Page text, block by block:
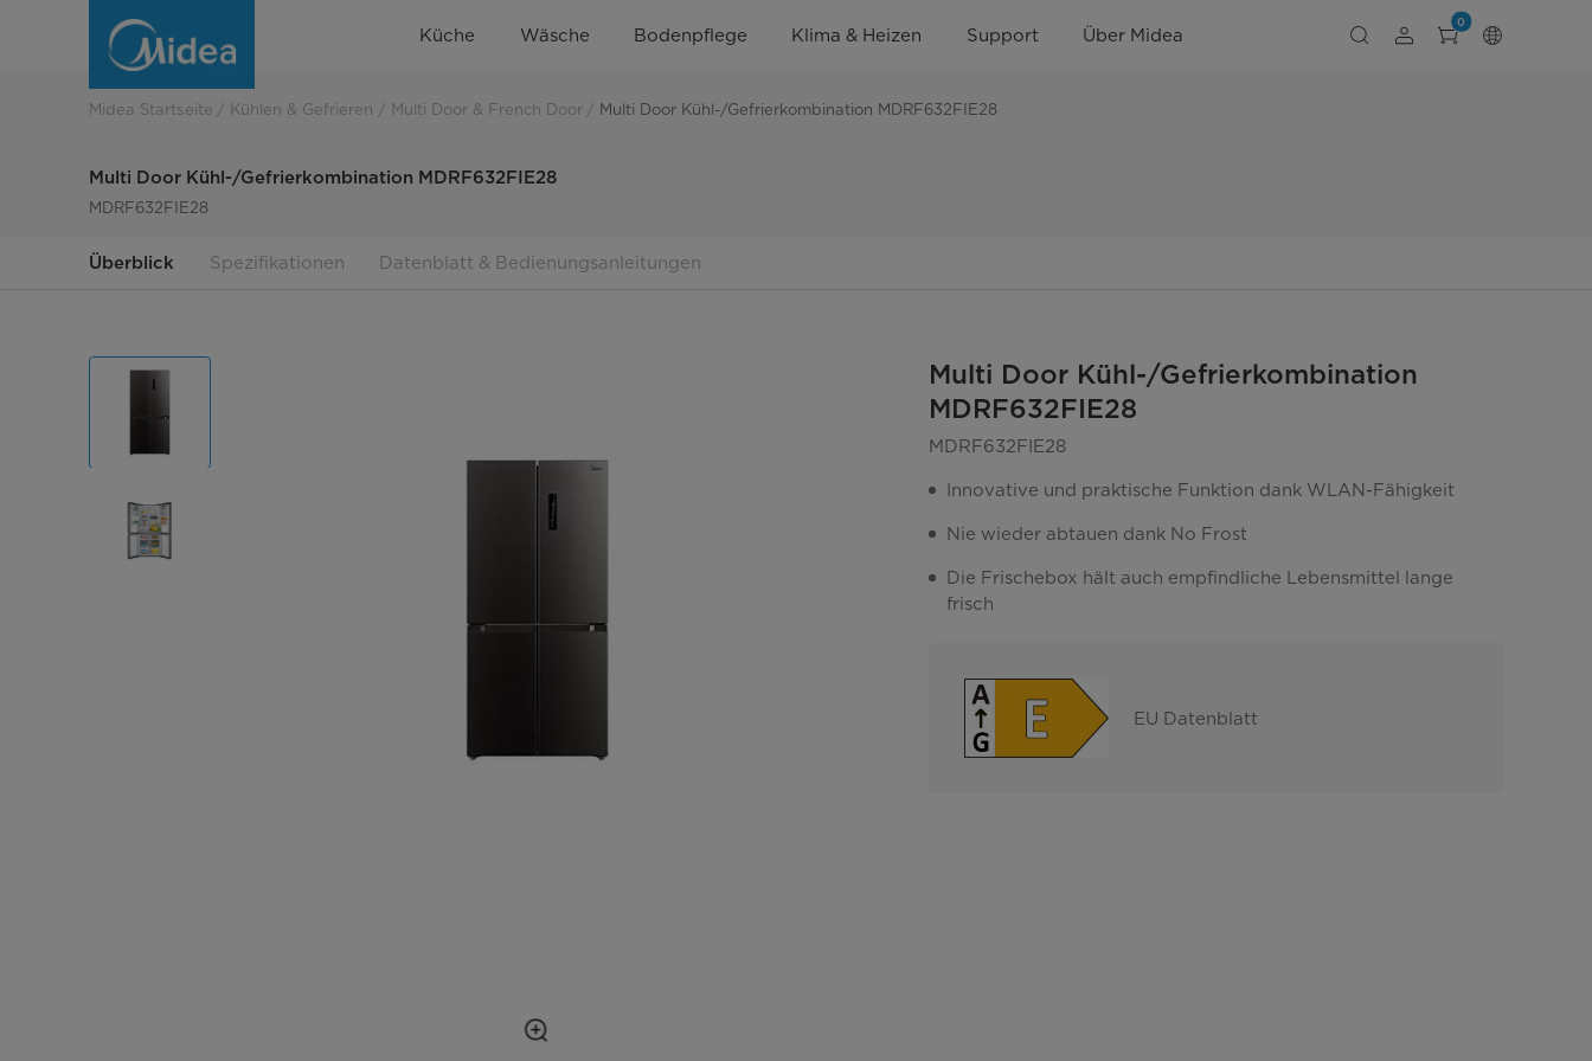
Kühl-/Gefrierkombination
Küche Wäsche Bodenpflege Klima & Heizen Support Über Midea
0
Midea Startseite Kühlen & Gefrieren Multi Door & French Door Multi Door Kühl-/Gefrierkombination MDRF632FIE28
Multi Door Kühl-/Gefrierkombination MDRF632FIE28
MDRF632FIE28
Überblick Spezifikationen Datenblatt & Bedienungsanleitungen
Multi Door Kühl-/Gefrierkombination
MDRF632FIE28
MDRF632FIE28
Innovative und praktische Funktion dank WLAN-Fähigkeit
Nie wieder abtauen dank No Frost
Die Frischebox hält auch empfindliche Lebensmittel lange
frisch
EU Datenblatt